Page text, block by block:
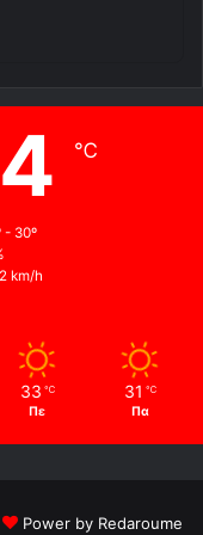
℃
- 30º
km/h
33 ℃
Πε
31 ℃
Πα
Power by Redaroume